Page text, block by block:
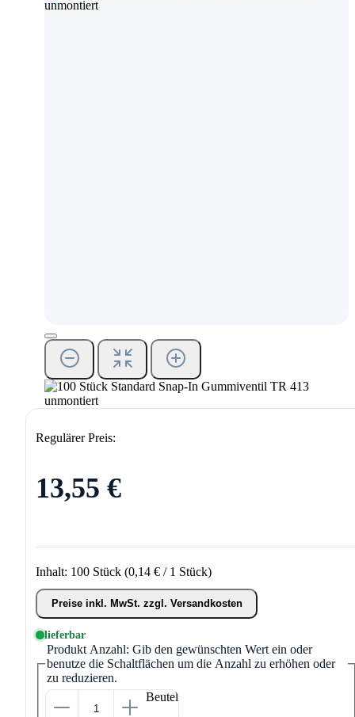
Regulärer Preis:
13,55 €
Inhalt: 100 Stück (0,14 € / 1 Stück)
Preise inkl. MwSt. zzgl. Versandkosten
lieferbar
Produkt Anzahl: Gib den gewünschten Wert ein oder
benutze die Schaltflächen um die Anzahl zu erhöhen oder
zu reduzieren.
Beutel